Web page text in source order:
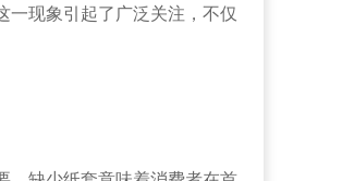
现象引起了广泛关注，不仅